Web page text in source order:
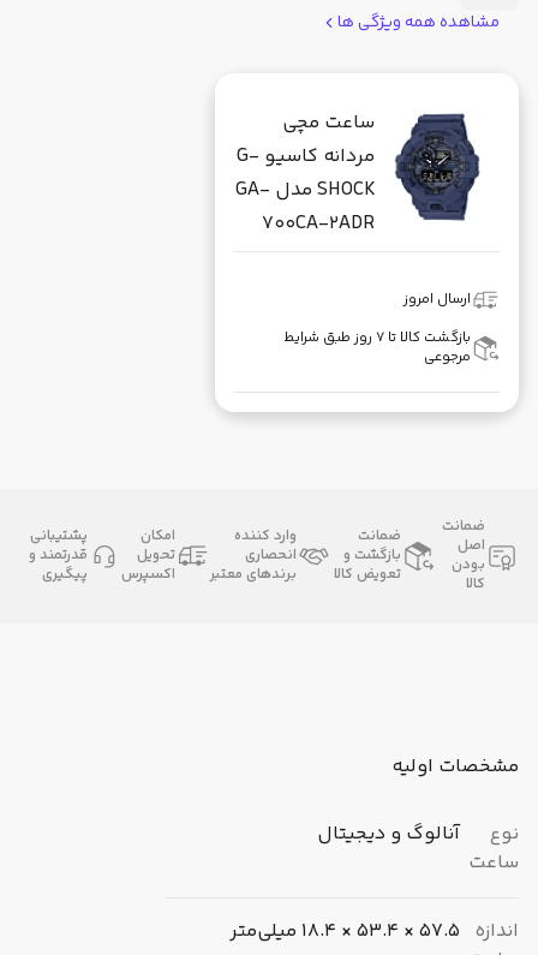
مشاهده همه ویژگی ها
ساعت مچی
مردانه کاسیو G-
SHOCK مدل GA-
700CA-2ADR
ارسال امروز
بازگشت کالا تا ۷ روز طبق شرایط
مرجوعی
ضمانت
اصل
بودن
کالا
ضمانت
بازگشت و
تعویض کالا
وارد کننده
انحصاری
برندهای معتبر
امکان
تحویل
اکسپرس
پشتیبانی
قدرتمند و
پیگیری
مشخصات اولیه
نوع
ساعت
آنالوگ و دیجیتال
اندازه 57.5 × 53.4 × 18.4 میلی‌متر